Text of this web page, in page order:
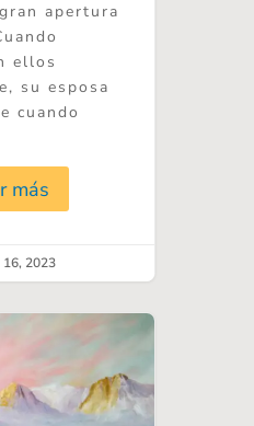
apertura
ellos
su esposa
cuando
más
16, 2023